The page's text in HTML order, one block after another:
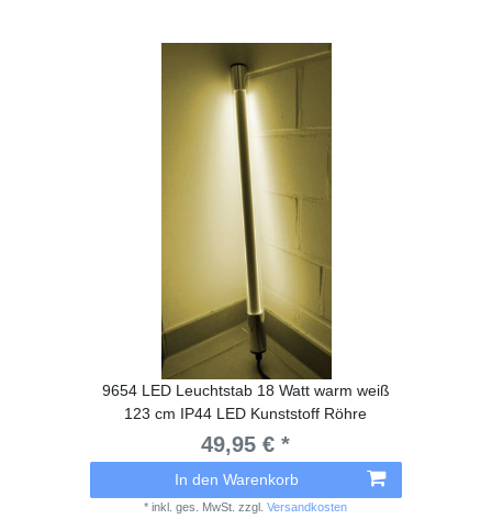
9654 LED Leuchtstab 18 Watt warm weiß
123 cm IP44 LED Kunststoff Röhre
49,95 € *
In den Warenkorb
*inkl. ges. MwSt. zzgl.Versandkosten